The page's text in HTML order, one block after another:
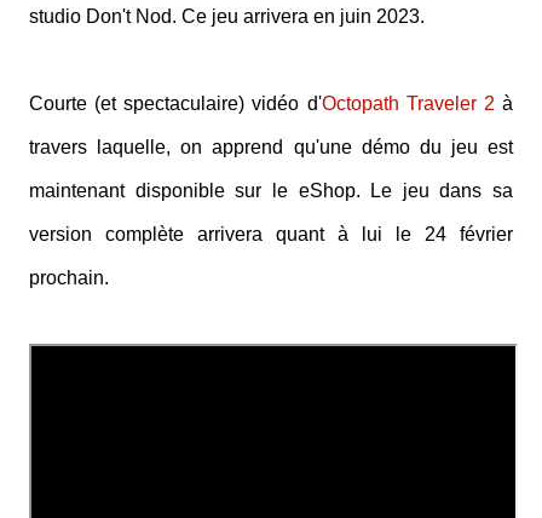
studio Don't Nod. Ce jeu arrivera en juin 2023.
Courte (et spectaculaire) vidéo d'Octopath Traveler 2 à
travers laquelle, on apprend qu'une démo du jeu est
maintenant disponible sur le eShop. Le jeu dans sa
version complète arrivera quant à lui le 24 février
prochain.